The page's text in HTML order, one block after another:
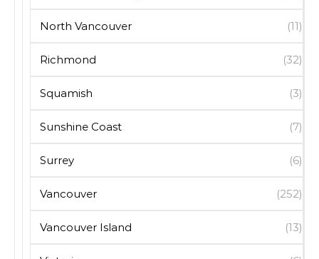
North Vancouver (11)
Richmond (32)
Squamish (3)
Sunshine Coast (7)
Surrey (6)
Vancouver (252)
Vancouver Island (13)